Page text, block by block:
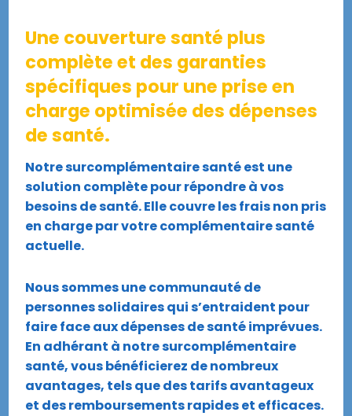
Une couverture santé plus
complète et des garanties
spécifiques pour une prise en
charge optimisée des dépenses
de santé.
Notre surcomplémentaire santé est une
solution complète pour répondre à vos
besoins de santé. Elle couvre les frais non pris
en charge par votre complémentaire santé
actuelle.
Nous sommes une communauté de
personnes solidaires qui s’entraident pour
faire face aux dépenses de santé imprévues.
En adhérant à notre surcomplémentaire
santé, vous bénéficierez de nombreux
avantages, tels que des tarifs avantageux
et des remboursements rapides et efficaces.